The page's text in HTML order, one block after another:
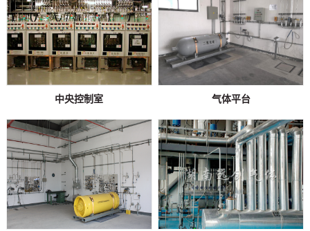
中央控制室 气体平台